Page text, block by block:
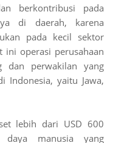
berkontribusi pada
di daerah, karena
pada kecil sektor
ini operasi perusahaan
dan perwakilan yang
Indonesia, yaitu Jawa,
lebih dari USD 600
manusia yang